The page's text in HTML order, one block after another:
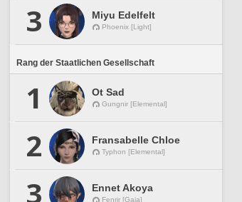
3 Miyu Edelfelt
Phoenix [Light]
Rang der Staatlichen Gesellschaft
1 Ot Sad
Gungnir [Elemental]
2 Fransabelle Chloe
Typhon [Elemental]
3 Ennet Akoya
Fenrir [Gaia]